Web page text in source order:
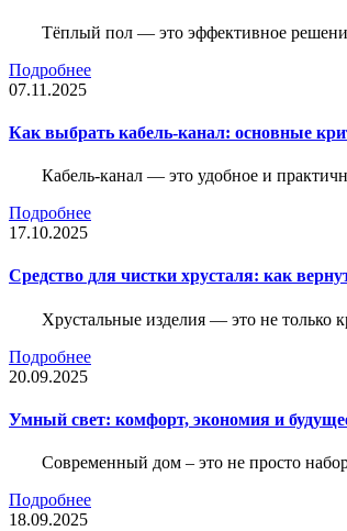
Тёплый пол — это эффективное
Подробнее
07.11.2025
Как выбрать кабель-канал: основные
Кабель-канал — это удобное и
Подробнее
17.10.2025
Средство для чистки хрусталя: как
Хрустальные изделия — это не только
Подробнее
20.09.2025
Умный свет: комфорт, экономия и
Современный дом – это не просто
Подробнее
18.09.2025